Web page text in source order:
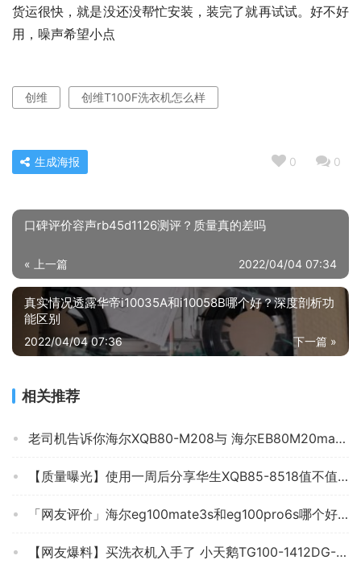
货运很快，就是没还没帮忙安装，装完了就再试试。好不好
用，噪声希望小点
创维 创维T100F洗衣机怎么样
0 0
生成海报
口碑评价容声rb45d1126测评？质量真的差吗
« 上一篇 2022/04/04 07:34
真实情况透露华帝i10035A和i10058B哪个好？深度剖析功
能区别
下一篇 »
2022/04/04 07:36
相关推荐
老司机告诉你海尔XQB80-M208与 海尔EB80M20mate1怎么选？良心点评配置区别
【质量曝光】使用一周后分享华生XQB85-8518值不值得买，来看看洗衣机评测数据
「网友评价」海尔eg100mate3s和eg100pro6s哪个好点？这样选不盲目
【网友爆料】买洗衣机入手了 小天鹅TG100-1412DG-S1B 测评有人说坑？质量到底怎么样？